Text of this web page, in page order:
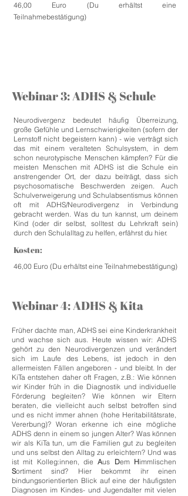
46,00 Euro (Du erhältst eine
Teilnahmebestätigung)
Webinar 3: ADHS & Schule
Neurodivergenz bedeutet häufig Überreizung,
große Gefühle und Lernschwierigkeiten (sofern der
Lernstoff nicht begeistern kann) - wie verträgt sich
das mit einem veralteten Schulsystem, in dem
schon neurotypische Menschen kämpfen? Für die
meisten Menschen mit ADHS ist die Schule ein
anstrengender Ort, der dazu beiträgt, dass sich
psychosomatische Beschwerden zeigen. Auch
Schulverweigerung und Schulabsentismus können
oft mit ADHS/Neurodivergenz in Verbindung
gebracht werden. Was du tun kannst, um deinem
Kind (oder dir selbst, solltest du Lehrkraft sein)
durch den Schulalltag zu helfen, erfährst du hier.
Kosten:
46,00 Euro (Du erhältst eine Teilnahmebestätigung)
Webinar 4: ADHS & Kita
Früher dachte man, ADHS sei eine Kinderkrankheit
und wachse sich aus. Heute wissen wir: ADHS
gehört zu den Neurodivergenzen und verändert
sich im Laufe des Lebens, ist jedoch in den
allermeisten Fällen angeboren - und bleibt. In der
KiTa entstehen daher oft Fragen, z.B.: Wie können
wir Kinder früh in die Diagnostik und individuelle
Förderung begleiten? Wie können wir Eltern
beraten, die vielleicht auch selbst betroffen sind
und es nicht immer ahnen (hohe Heritabilitätsrate,
Vererbung)? Woran erkenne ich eine mögliche
ADHS denn in einem so jungen Alter? Was können
wir als KiTa tun, um die Familien gut zu begleiten
und uns selbst den Alltag zu erleichtern? Und was
ist mit Kolleg:innen, dieAus Dem Himmlischen
Sortiment sind? Hier bekommt ihr einen
bindungsorientierten Blick auf eine der häufigsten
Diagnosen im Kindes- und Jugendalter mit vielen